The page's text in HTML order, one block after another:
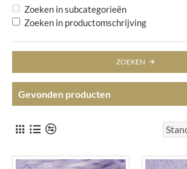
Zoeken in subcategorieën
Zoeken in productomschrijving
ZOEKEN
Gevonden producten